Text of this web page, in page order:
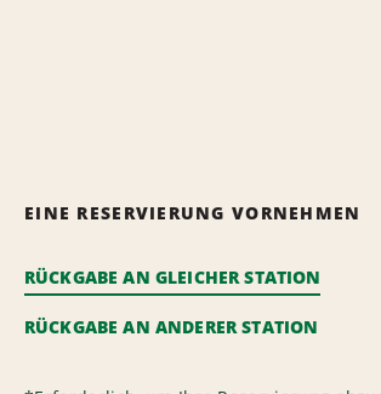
EINE RESERVIERUNG VORNEHMEN
RÜCKGABE AN GLEICHER STATION
RÜCKGABE AN ANDERER STATION